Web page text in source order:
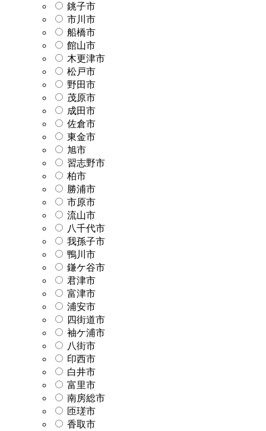
銚子市
市川市
船橋市
館山市
木更津市
松戸市
野田市
茂原市
成田市
佐倉市
東金市
旭市
習志野市
柏市
勝浦市
市原市
流山市
八千代市
我孫子市
鴨川市
鎌ケ谷市
君津市
富津市
浦安市
四街道市
袖ケ浦市
八街市
印西市
白井市
富里市
南房総市
匝瑳市
香取市